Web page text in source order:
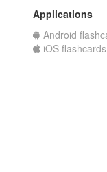
Applications
Android
iOS flashcards